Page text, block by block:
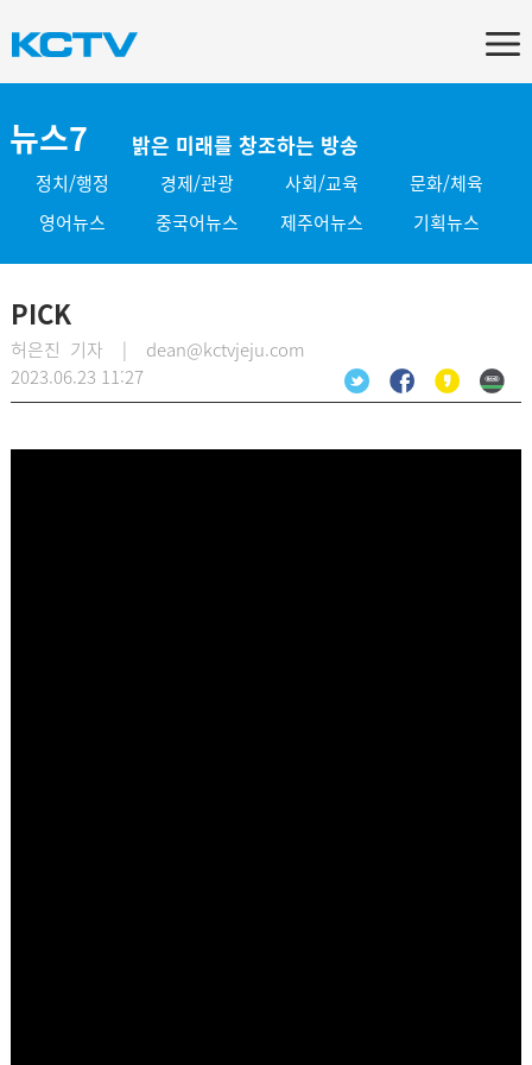
뉴스7 밝은 미래를 창조하는 방송
정치/행정 경제/관광 사회/교육
문화/체육
영어뉴스
중국어뉴스 제주어뉴스 기획뉴스
PICK
허은진 기자 | dean@kctvjeju.com
2023.06.23 11:27